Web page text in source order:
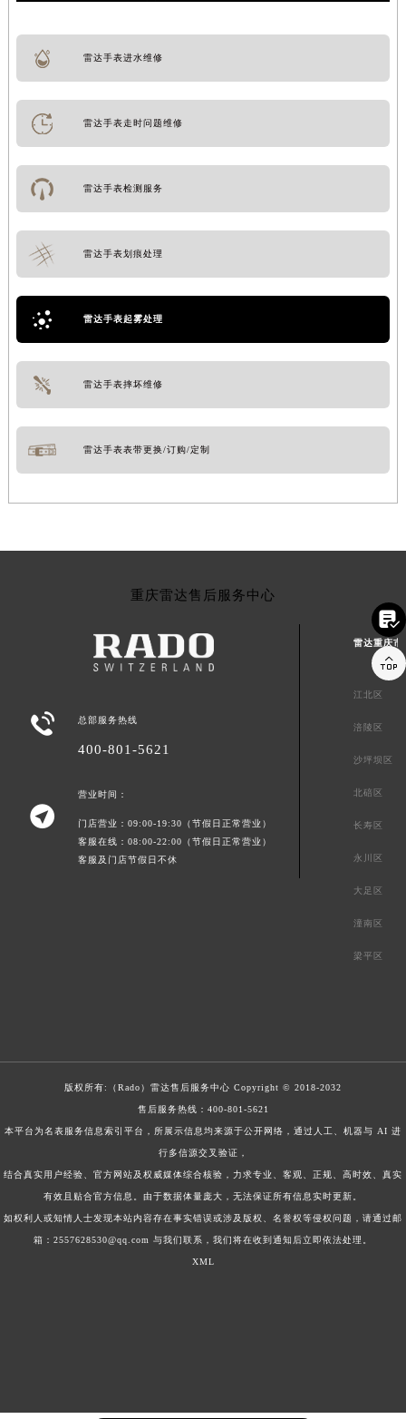
雷达手表进水维修
雷达手表走时问题维修
雷达手表检测服务
雷达手表划痕处理
雷达手表起雾处理
雷达手表摔坏维修
雷达手表表带更换/订购/定制
重庆雷达售后服务中心
 总部服务热线
400-801-5621

营业时间：
门店营业：09:00-19:30（节假日正常营业）
客服在线：08:00-22:00（节假日正常营业）
客服及门店节假日不休
雷达重庆市
江北区
涪陵区
沙坪坝区
北碚区
长寿区
永川区
大足区
潼南区
梁平区
版权所有:（Rado） 雷达售后服务中心 Copyright © 2018-2032
售后服务热线： 400-801-5621
本平台为名表服务信息索引平台，所展示信息均来源于公开网络，通过人工、机器与 AI 进
行多信源交叉验证，
结合真实用户经验、官方网站及权威媒体综合核验，力求专业、客观、正规、高时效、真实
有效且贴合官方信息。由于数据体量庞大，无法保证所有信息实时更新。
如权利人或知情人士发现本站内容存在事实错误或涉及版权、名誉权等侵权问题，请通过邮
箱：2557628530@qq.com 与我们联系，我们将在收到通知后立即依法处理。
XML

